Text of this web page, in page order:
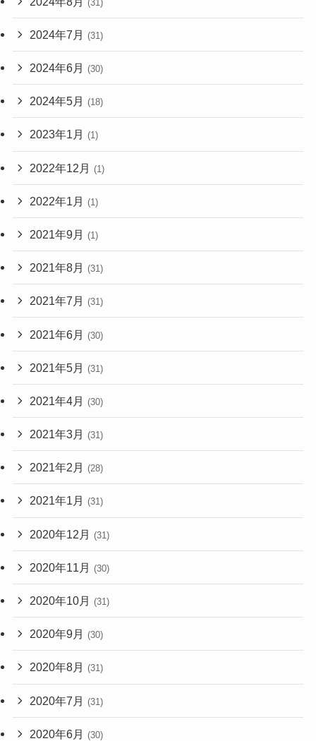
(31)
2024年7月 (31)
2024年6月 (30)
2024年5月 (18)
2023年1月 (1)
2022年12月 (1)
2022年1月 (1)
2021年9月 (1)
2021年8月 (31)
2021年7月 (31)
2021年6月 (30)
2021年5月 (31)
2021年4月 (30)
2021年3月 (31)
2021年2月 (28)
2021年1月 (31)
2020年12月 (31)
2020年11月 (30)
2020年10月 (31)
2020年9月 (30)
2020年8月 (31)
2020年7月 (31)
2020年6月 (30)